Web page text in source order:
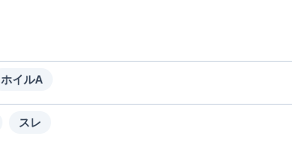
ホイルA
スレ